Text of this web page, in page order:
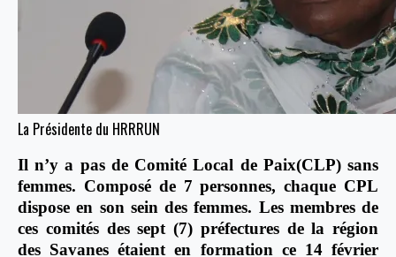
La Présidente du HRRRUN
Il n’y a pas de Comité Local de Paix(CLP) sans
femmes. Composé de 7 personnes, chaque CPL
dispose en son sein des femmes. Les membres de
ces comités des sept (7) préfectures de la région
des Savanes étaient en formation ce 14 février